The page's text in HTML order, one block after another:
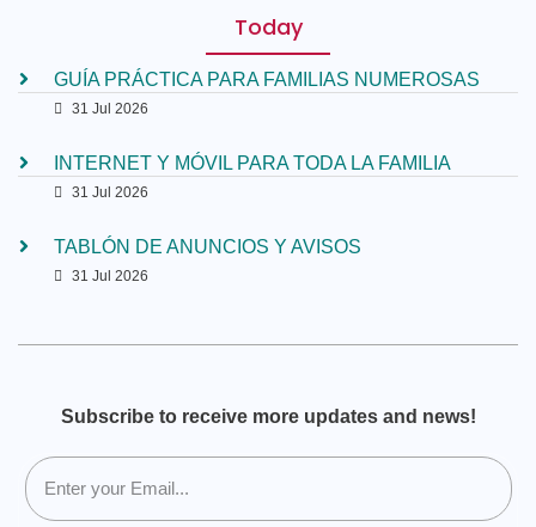
Today
GUÍA PRÁCTICA PARA FAMILIAS NUMEROSAS
31 Jul 2026
INTERNET Y MÓVIL PARA TODA LA FAMILIA
31 Jul 2026
TABLÓN DE ANUNCIOS Y AVISOS
31 Jul 2026
Subscribe to receive more updates and news!